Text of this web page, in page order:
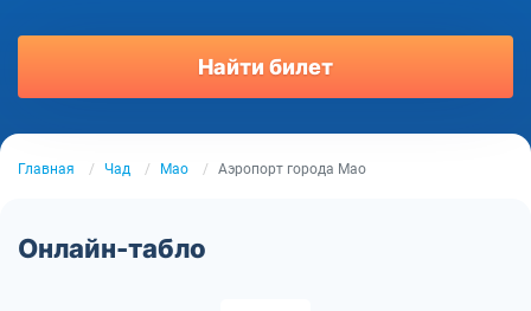
Найти билет
Главная Чад Мао Аэропорт города Мао
Онлайн-табло